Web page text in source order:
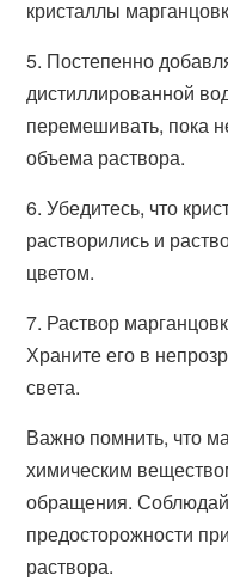
кристаллы
5. Постепенно
дистиллированной
перемешивать, пока
объема раствора.
6. Убедитесь, что
растворились и
цветом.
7. Раствор
Храните его в
света.
Важно помнить, что
химическим
обращения.
предосторожности
раствора.